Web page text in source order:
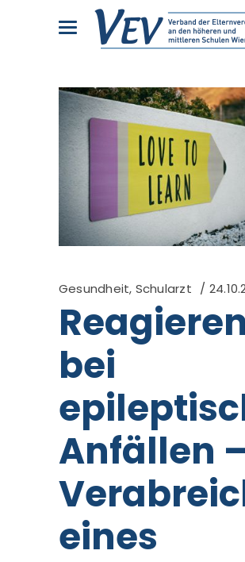
Gesundheit, Schularzt
Reagieren
bei
Anfällen –
eines